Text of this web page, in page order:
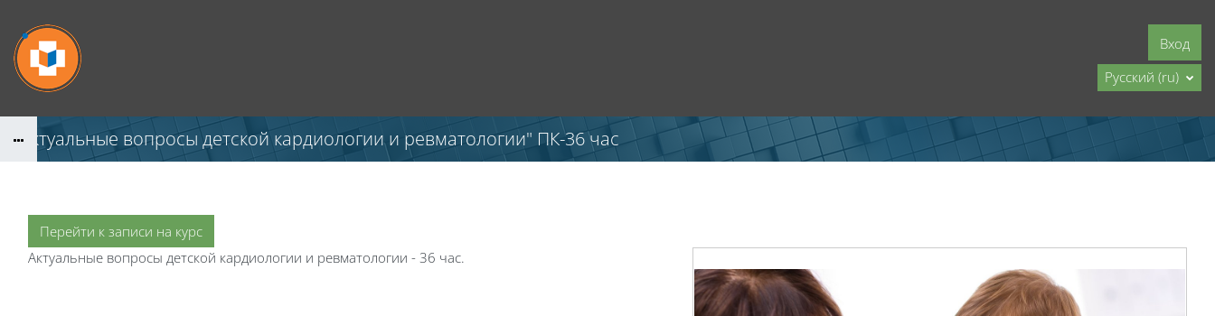
Вход
Русский ‎(ru)‎
"Актуальные вопросы детской кардиологии и ревматологии" ПК-36 час
Перейти к записи на курс
Актуальные вопросы детской кардиологии и ревматологии - 36 час.